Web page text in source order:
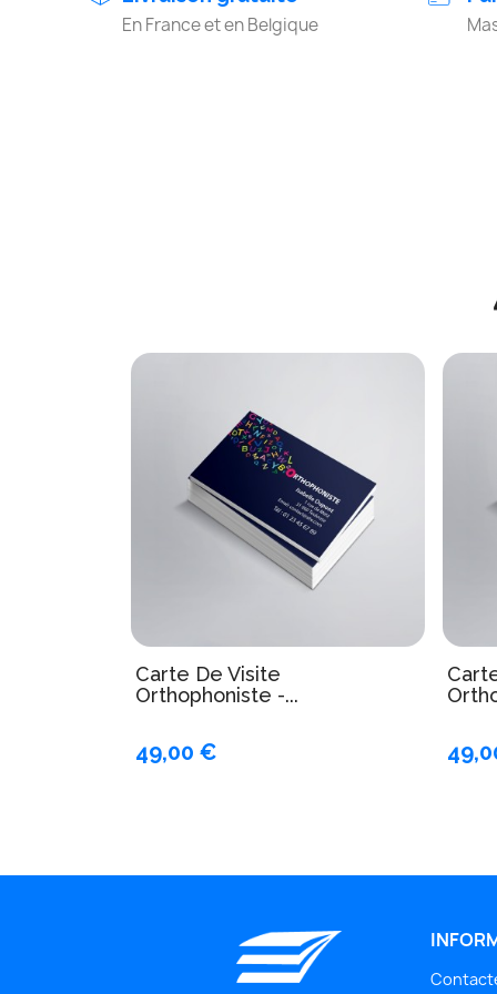
En France et en Belgique
Carte De Visite
Orthophoniste -...
49,00 €